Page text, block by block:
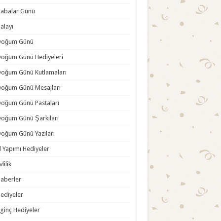
Günü
Günü
Günü Hediyeleri
Günü Kutlamaları
Günü Mesajları
Günü Pastaları
Günü Şarkıları
Günü Yazıları
Yapımı Hediyeler
Hediyeler